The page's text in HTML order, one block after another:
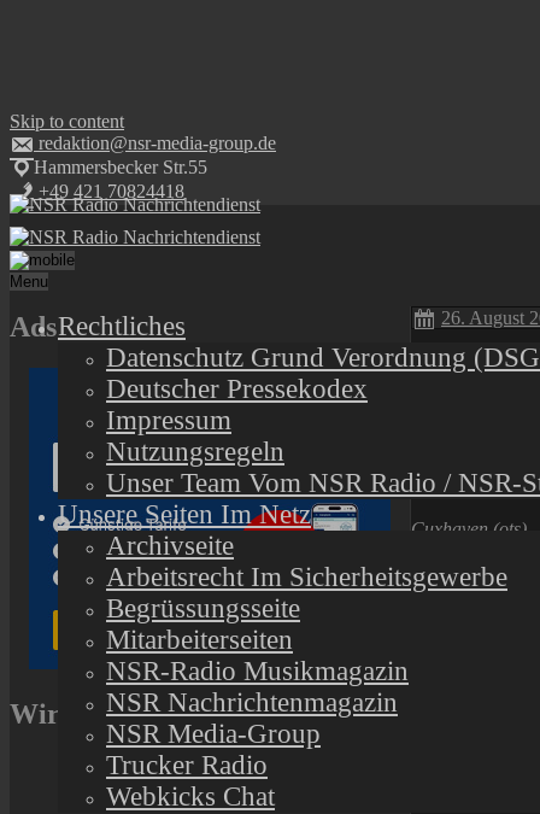
Skip to content
redaktion@nsr-media-group.de
Hammersbecker Str.55
+49 421 70824418
Menu
Rechtliches
Datenschutz Grund Verordnung
Deutscher Pressekodex
Impressum
Nutzungsregeln
Unser Team Vom NSR Radio / NSR-
Unsere Seiten Im Netz
Archivseite
Arbeitsrecht Im Sicherheitsgewerbe
Begrüssungsseite
Mitarbeiterseiten
NSR-Radio Musikmagazin
NSR Nachrichtenmagazin
NSR Media-Group
Trucker Radio
Webkicks Chat
26. August
POL-
Cuxhaven (ots)
Geestland. Am
(größeres
links auf die
An beiden
kurz
Zeugen des
Ads
Wir unterstützen